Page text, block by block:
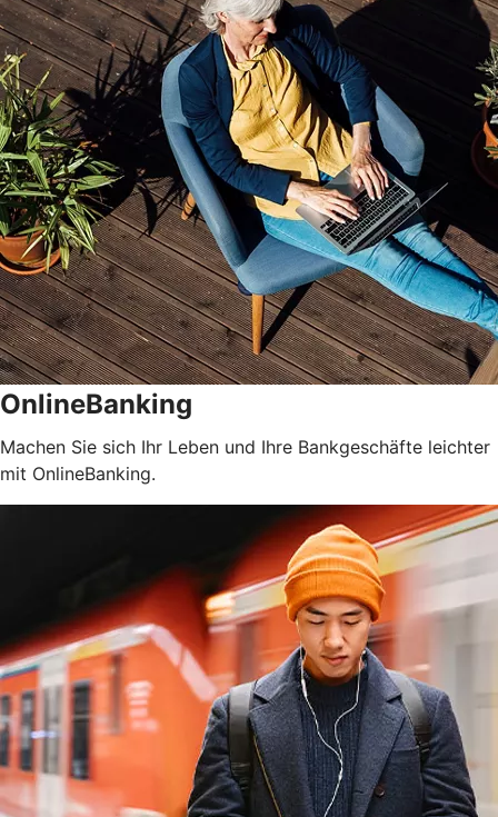
OnlineBanking
Machen Sie sich Ihr Leben und Ihre Bankgeschäfte leichter
mit OnlineBanking.